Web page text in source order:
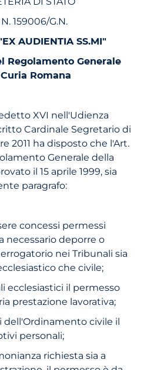
159006/G.N.
AUDIENTIA SS.MI"
Regolamento Generale
Romana
XVI nell'Udienza
Cardinale Segretario di
2011 ha disposto che l'Art.
Generale della
il 15 aprile 1999, sia
paragrafo:
concessi permessi
necessario deporre o
nei Tribunali sia
che civile;
ecclesiastici il permesso
prestazione lavorativa;
civile il
personali;
richiesta sia a